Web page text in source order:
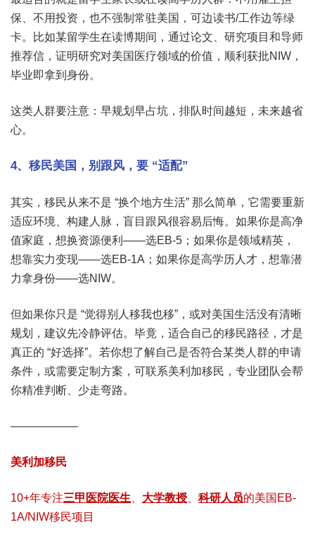
保、不用投资，也不强制常驻美国，可边读书/工作边等绿
卡。比如某留学生在读博期间，通过论文、研究项目和导师
推荐信，证明研究对美国医疗领域的价值，顺利获批NIW，
毕业即拿到身份。
这类人群要注意：早规划早占坑，排队时间越短，未来越省
心。
4、移民美国，别跟风，要 “适配”
其实，移民从来不是 “换个地方生活” 那么简单，它需要重新
适应环境、构建人脉，盲目跟风很容易后悔。如果你是高净
值家庭，想换资源便利——选EB-5；如果你是领域精英，
想靠实力变现——选EB-1A；如果你是高学历人才，想靠潜
力拿身份——选NIW。
但如果你只是 “觉得别人移我也移”，或对美国生活没有清晰
规划，建议先冷静评估。毕竟，适合自己的移民路径，才是
真正的 “好选择”。若你想了解自己是否符合某类人群的申请
条件，或需要定制方案，可联系美利加移民，专业团队会帮
你精准判断、少走弯路。
——————
美利加移民
10+年专注三甲医院医生 大学教授 科研人员的美国EB-
1A/NIW移民项目